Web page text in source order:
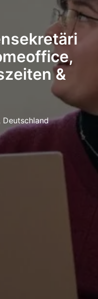
&
Deutschland